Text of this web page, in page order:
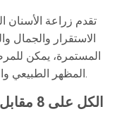
الاستقرار والجمال
المستمرة، يمكن
المظهر الطبيعي والوظيفة المثالية التي تدوم مدى الحياة.